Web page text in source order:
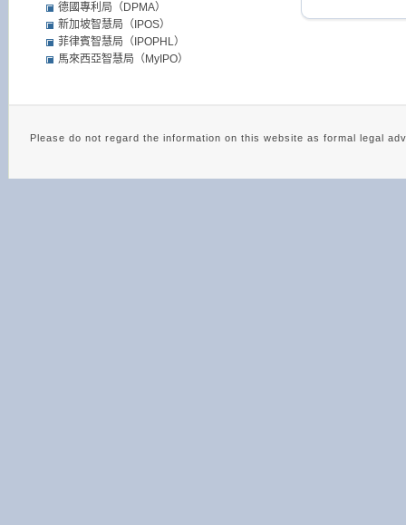
德國專利局（DPMA）
新加坡智慧局（IPOS）
菲律賓智慧局（IPOPHL）
馬來西亞智慧局（MyIPO）
Please do not regard the information on this website as formal legal